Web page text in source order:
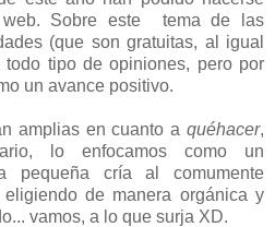
Sobre este tema de las
(que son gratuitas, al igual
tipo de opiniones, pero por
un avance positivo.
amplias en cuanto a quéhacer,
lo enfocamos como un
pequeña cría al comumente
eligiendo de manera orgánica y
vamos, a lo que surja XD.